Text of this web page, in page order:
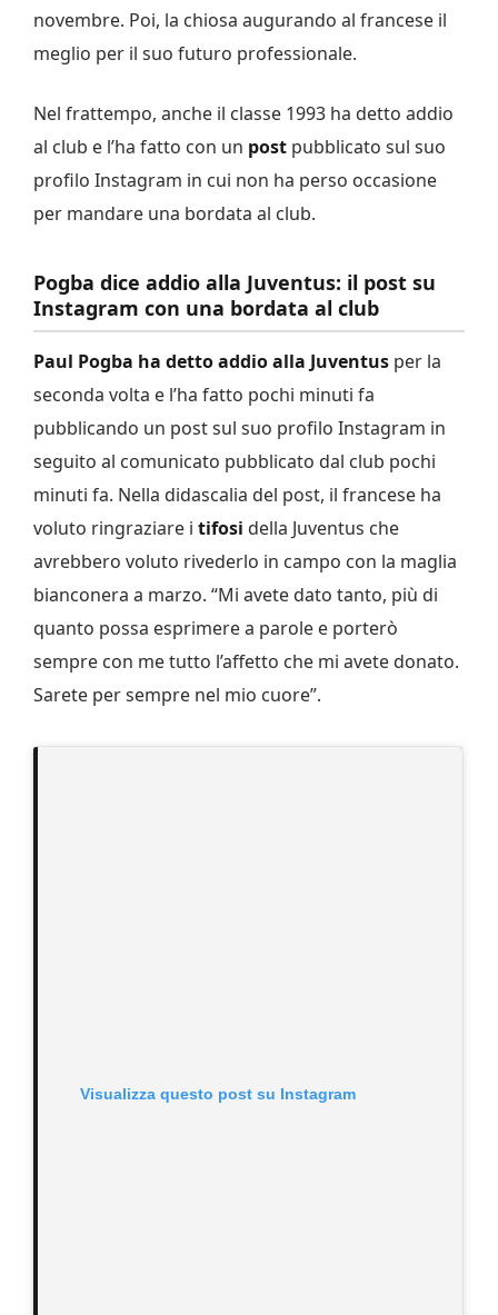
novembre. Poi, la chiosa augurando al francese il
meglio per il suo futuro professionale.
Nel frattempo, anche il classe 1993 ha detto addio
al club e l’ha fatto con un post pubblicato sul suo
profilo Instagram in cui non ha perso occasione
per mandare una bordata al club.
Pogba dice addio alla Juventus: il post su
Instagram con una bordata al club
Paul Pogba ha detto addio alla Juventus per la
seconda volta e l’ha fatto pochi minuti fa
pubblicando un post sul suo profilo Instagram in
seguito al comunicato pubblicato dal club pochi
minuti fa. Nella didascalia del post, il francese ha
voluto ringraziare i tifosi della Juventus che
avrebbero voluto rivederlo in campo con la maglia
bianconera a marzo. “Mi avete dato tanto, più di
quanto possa esprimere a parole e porterò
sempre con me tutto l’affetto che mi avete donato.
Sarete per sempre nel mio cuore”.
Visualizza questo post su Instagram